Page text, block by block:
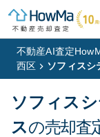
不動産AI査定
西区
ソフィスシ
ソフィス
スの売却査